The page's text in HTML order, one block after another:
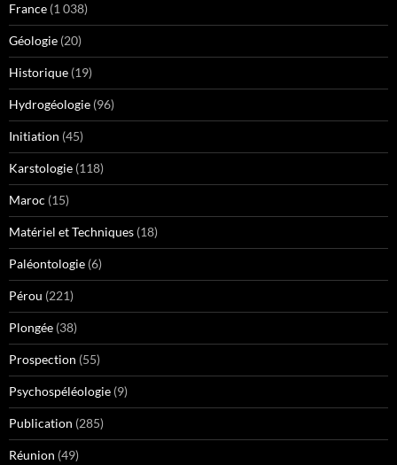
France (1 038)
Géologie (20)
Historique (19)
Hydrogéologie (96)
Initiation (45)
Karstologie (118)
Maroc (15)
Matériel et Techniques (18)
Paléontologie (6)
Pérou (221)
Plongée (38)
Prospection (55)
Psychospéléologie (9)
Publication (285)
Réunion (49)